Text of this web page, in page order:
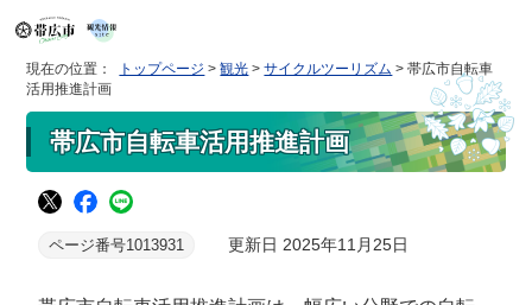
現在の位置： トップページ >観光 >サイクルツーリズム > 帯広市自転車
活用推進計画
帯広市自転車活用推進計画
ページ番号1013931 更新日 2025年11月25日